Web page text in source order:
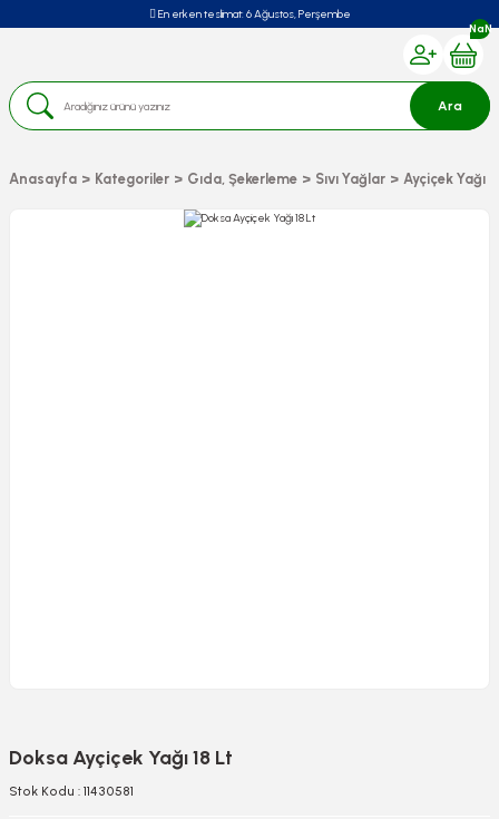
En erken teslimat: 6 Ağustos, Perşembe
Ara
NaN
Anasayfa Kategoriler Gıda, Şekerleme Sıvı Yağlar Ayçiçek Yağı
Doksa Ayçiçek Yağı 18 Lt
Stok Kodu : 11430581